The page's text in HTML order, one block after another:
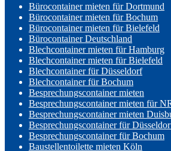
Bürocontainer mieten für Dortmund
Bürocontainer mieten für Bochum
Bürocontainer mieten für Bielefeld
Bürocontainer Deutschland
Blechcontainer mieten für Hamburg
Blechcontainer mieten für Bielefeld
Blechcontainer für Düsseldorf
Blechcontainer für Bochum
Besprechungscontainer mieten
Besprechungscontainer mieten für
Besprechungscontainer mieten
Besprechungscontainer für
Besprechungscontainer für Bochum
Baustellentoilette mieten Köln